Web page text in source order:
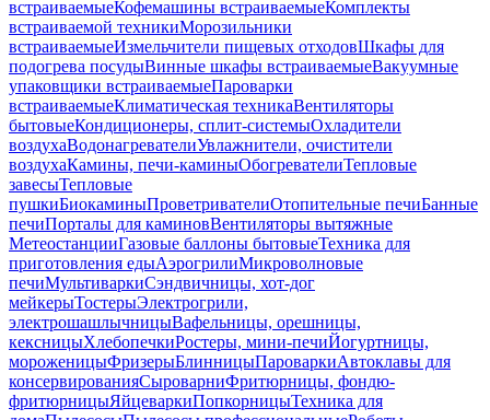
встраиваемыеКофемашины встраиваемыеКомплекты
встраиваемой техникиМорозильники
встраиваемыеИзмельчители пищевых отходовШкафы для
подогрева посудыВинные шкафы встраиваемыеВакуумные
упаковщики встраиваемыеПароварки
встраиваемыеКлиматическая техникаВентиляторы
бытовыеКондиционеры, сплит-системыОхладители
воздухаВодонагревателиУвлажнители, очистители
воздухаКамины, печи-каминыОбогревателиТепловые
завесыТепловые
пушкиБиокаминыПроветривателиОтопительные печиБанные
печиПорталы для каминовВентиляторы вытяжные
МетеостанцииГазовые баллоны бытовыеТехника для
приготовления едыАэрогрилиМикроволновые
печиМультиваркиСэндвичницы, хот-дог
мейкерыТостерыЭлектрогрили,
электрошашлычницыВафельницы, орешницы,
кексницыХлебопечкиРостеры, мини-печиЙогуртницы,
мороженицыФризерыБлинницыПароваркиАвтоклавы для
консервированияСыроварниФритюрницы, фондю-
фритюрницыЯйцеваркиПопкорницыТехника для